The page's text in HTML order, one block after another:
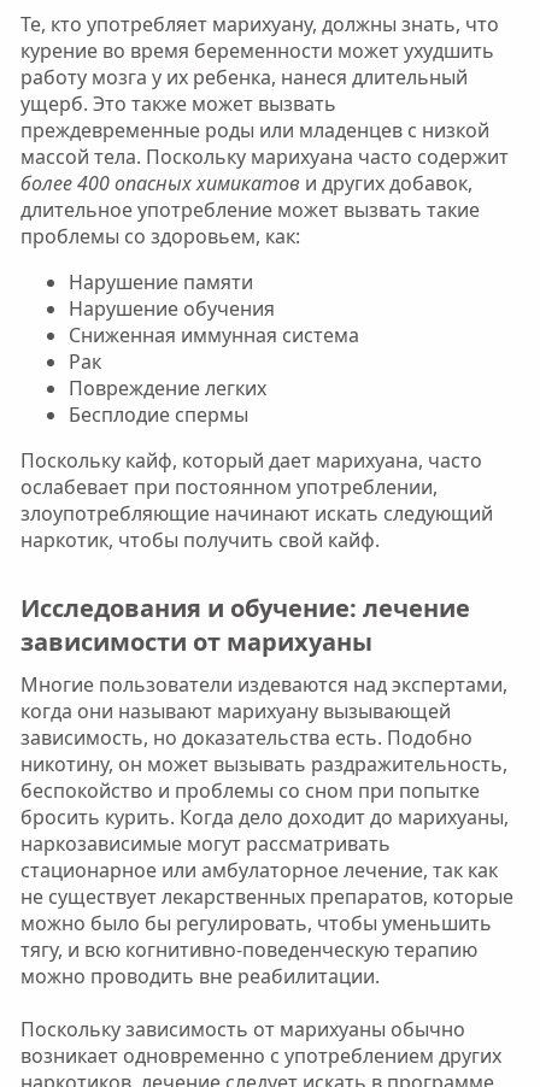
Те, кто употребляет марихуану, должны знать, что
курение во время беременности может ухудшить
работу мозга у их ребенка, нанеся длительный
ущерб. Это также может вызвать
преждевременные роды или младенцев с низкой
массой тела. Поскольку марихуана часто содержит
более 400 опасных химикатов и других добавок,
длительное употребление может вызвать такие
проблемы со здоровьем, как:
Нарушение памяти
Нарушение обучения
Сниженная иммунная система
Рак
Повреждение легких
Бесплодие спермы
Поскольку кайф, который дает марихуана, часто
ослабевает при постоянном употреблении,
злоупотребляющие начинают искать следующий
наркотик, чтобы получить свой кайф.
Исследования и обучение: лечение
зависимости от марихуаны​
Многие пользователи издеваются над экспертами,
когда они называют марихуану вызывающей
зависимость, но доказательства есть. Подобно
никотину, он может вызывать раздражительность,
беспокойство и проблемы со сном при попытке
бросить курить. Когда дело доходит до марихуаны,
наркозависимые могут рассматривать
стационарное или амбулаторное лечение, так как
не существует лекарственных препаратов, которые
можно было бы регулировать, чтобы уменьшить
тягу, и всю когнитивно-поведенческую терапию
можно проводить вне реабилитации.
Поскольку зависимость от марихуаны обычно
возникает одновременно с употреблением других